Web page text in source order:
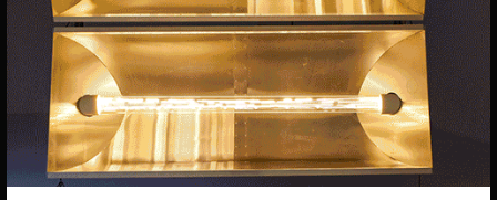
EXIBART SPAIN, S.L.U.
AVINGUDA ROMA, 12